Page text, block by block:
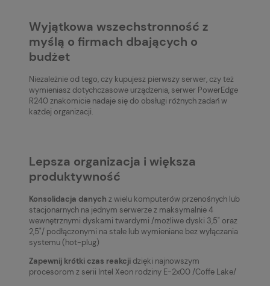
Wyjątkowa wszechstronność z
myślą o firmach dbających o
budżet
Niezależnie od tego, czy kupujesz pierwszy serwer, czy też
wymieniasz dotychczasowe urządzenia, serwer PowerEdge
R240 znakomicie nadaje się do obsługi różnych zadań w
każdej organizacji.
Lepsza organizacja i większa
produktywność
Konsolidacja danych z wielu komputerów przenośnych lub
stacjonarnych na jednym serwerze z maksymalnie 4
wewnętrznymi dyskami twardymi /możliwe dyski 3,5" oraz
2,5"/ podłączonymi na stałe lub wymieniane bez wyłączania
systemu (hot-plug)
Zapewnij krótki czas reakcjidzięki najnowszym
procesorom z serii Intel Xeon rodziny E-2x00 /Coffe Lake/